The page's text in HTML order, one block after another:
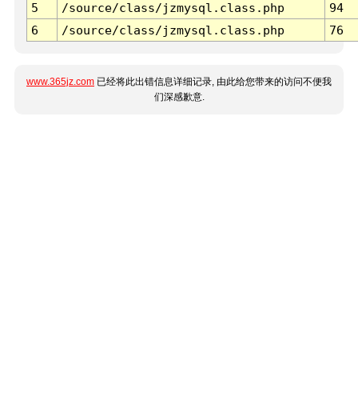
5
/source/class/jzmysql.class.php
94
6
/source/class/jzmysql.class.php 76
www.365jz.com 已经将此出错信息详细记录, 由此给您带来的访问不便我
们深感歉意.